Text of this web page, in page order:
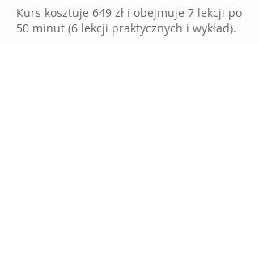
Kurs kosztuje 649 zł i obejmuje 7 lekcji po
50 minut (6 lekcji praktycznych i wykład).